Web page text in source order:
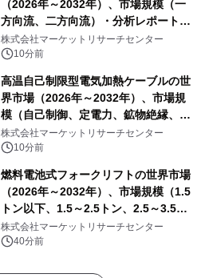
（2026年～2032年）、市場規模（一
方向流、二方向流）・分析レポートを
発表
株式会社マーケットリサーチセンター
10分前
高温自己制限型電気加熱ケーブルの世
界市場（2026年～2032年）、市場規
模（自己制御、定電力、鉱物絶縁、表
皮効果）・分析レポートを発表
株式会社マーケットリサーチセンター
10分前
燃料電池式フォークリフトの世界市場
（2026年～2032年）、市場規模（1.5
トン以下、1.5～2.5トン、2.5～3.5ト
ン、3.5～5.0トン、その他）・分析レ
ポートを発表
株式会社マーケットリサーチセンター
40分前